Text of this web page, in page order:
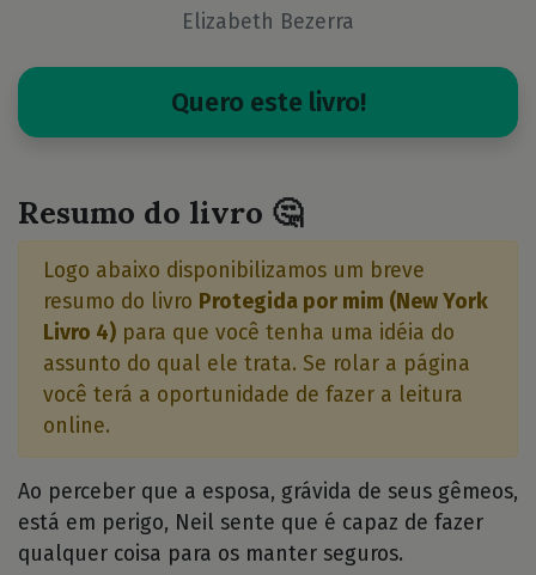
Elizabeth Bezerra
Quero este livro!
Resumo do livro 🤔
Logo abaixo disponibilizamos um breve
resumo do livro Protegida por mim (New York
Livro 4) para que você tenha uma idéia do
assunto do qual ele trata. Se rolar a página
você terá a oportunidade de fazer a leitura
online.
Ao perceber que a esposa, grávida de seus gêmeos,
está em perigo, Neil sente que é capaz de fazer
qualquer coisa para os manter seguros.